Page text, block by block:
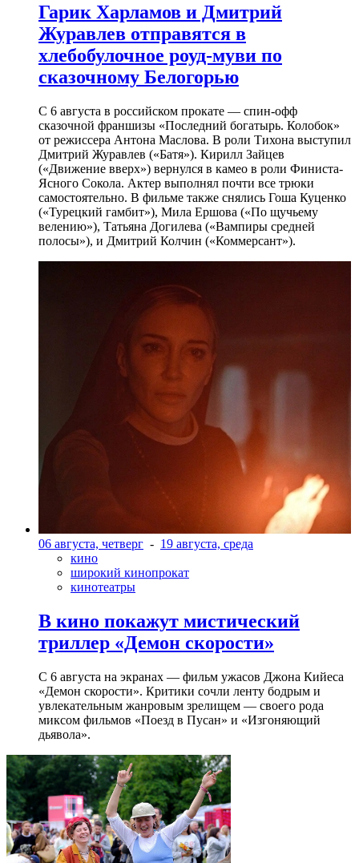
Гарик Харламов и Дмитрий
Журавлев отправятся в
хлебобулочное роуд-муви по
сказочному Белогорью
С 6 августа в российском прокате — спин-офф
сказочной франшизы «Последний богатырь. Колобок»
от режиссера Антона Маслова. В роли Тихона выступил
Дмитрий Журавлев («Батя»). Кирилл Зайцев
(«Движение вверх») вернулся в камео в роли Финиста-
Ясного Сокола. Актер выполнял почти все трюки
самостоятельно. В фильме также снялись Гоша Куценко
(«Турецкий гамбит»), Мила Ершова («По щучьему
велению»), Татьяна Догилева («Вампиры средней
полосы»), и Дмитрий Колчин («Коммерсант»).
06 августа, четверг - 19 августа, среда
кино
широкий кинопрокат
кинотеатры
В кино покажут мистический
триллер «Демон скорости»
С 6 августа на экранах — фильм ужасов Джона Кийеса
«Демон скорости». Критики сочли ленту бодрым и
увлекательным жанровым зрелищeм — своего рода
миксом фильмов «Поезд в Пусан» и «Изгоняющий
дьявола».